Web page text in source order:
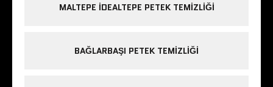
MALTEPE IDEALTEPE PETEK TEMIZLIĞI
BAĞLARBAŞI PETEK TEMIZLIĞI